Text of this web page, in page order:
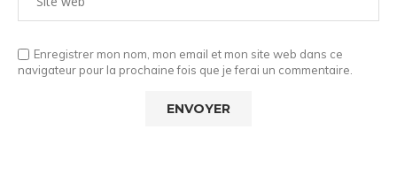
Enregistrer mon nom, mon email et mon site web dans ce
navigateur pour la prochaine fois que je ferai un commentaire.